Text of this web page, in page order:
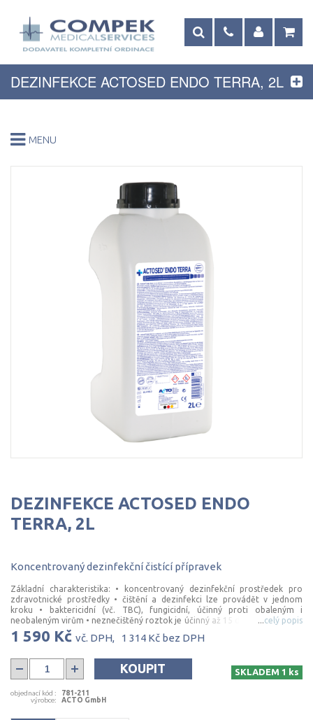
DEZINFEKCE ACTOSED ENDO TERRA, 2L
DEZINFEKCE ACTOSED ENDO
TERRA, 2L
Koncentrovanýdezinfekčníčistící přípravek
Základní charakteristika: • koncentrovaný dezinfekční prostředek pro
zdravotnické prostředky • čištění a dezinfekci lze provádět v jednom
kroku • baktericidní (vč. TBC), fungicidní, účinný proti obaleným i
neobaleným virům • neznečištěný roztok je účinný až 15 dní • doporučená
koncentrace 3% - 15 min.
...celý popis
1 590 Kč vč. DPH, 1 314 Kč bez DPH
KOUPIT SKLADEM 1 ks
objednací kód :
781-211
výrobce: ACTO GmbH
MENU